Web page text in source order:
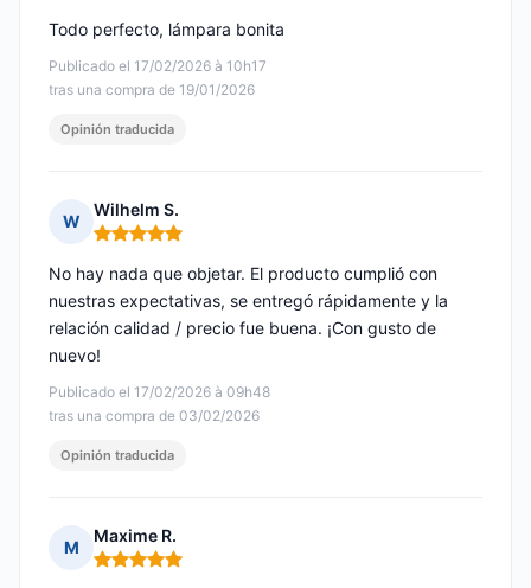
Publicado el 17/02/2026 à 10h17
tras una compra de 19/01/2026
Todo perfecto, lámpara bonita
Opinión traducida
W
Wilhelm S.
Nota: 5 de 5
Publicado el 17/02/2026 à 09h48
tras una compra de 03/02/2026
No hay nada que objetar. El producto cumplió con
nuestras expectativas, se entregó rápidamente y la
relación calidad / precio fue buena. ¡Con gusto de
nuevo!
Opinión traducida
M
Maxime R.
Nota: 5 de 5